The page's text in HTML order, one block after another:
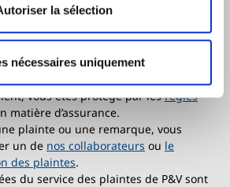
la sélection
nécessaires uniquement
assurance, nous vous conseillons de
dudocument d’informationet
généralesapplicables à cette
sur ce site ou auprès de votre
vous êtes protégé par lesrègles
matière d’assurance.
plainte ou une remarque, vous
un de nos collaborateurs ou le
des plaintes.
du service des plaintes de P&V sont